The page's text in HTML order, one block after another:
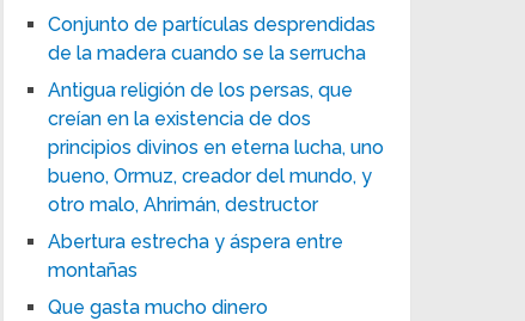
Conjunto de partículas desprendidas
de la madera cuando se la serrucha
Antigua religión de los persas, que
creían en la existencia de dos
principios divinos en eterna lucha, uno
bueno, Ormuz, creador del mundo, y
otro malo, Ahrimán, destructor
Abertura estrecha y áspera entre
montañas
Que gasta mucho dinero